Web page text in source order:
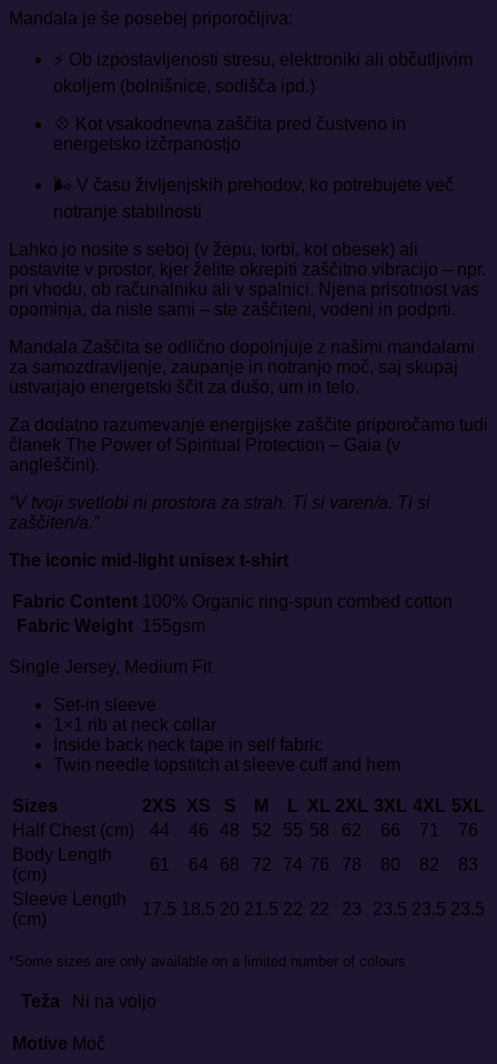
Mandala je še posebej priporočljiva:
⚡ Ob izpostavljenosti stresu, elektroniki ali občutljivim
okoljem (bolnišnice, sodišča ipd.)
💠 Kot vsakodnevna zaščita pred čustveno in
energetsko izčrpanostjo
🌬️ V času življenjskih prehodov, ko potrebujete več
notranje stabilnosti
Lahko jo nosite s seboj (v žepu, torbi, kot obesek) ali
postavite v prostor, kjer želite okrepiti zaščitno vibracijo – npr.
pri vhodu, ob računalniku ali v spalnici. Njena prisotnost vas
opominja, da niste sami – ste zaščiteni, vodeni in podprti.
Mandala Zaščita se odlično dopolnjuje z našimi mandalami
za samozdravljenje, zaupanje in notranjo moč, saj skupaj
ustvarjajo energetski ščit za dušo, um in telo.
Za dodatno razumevanje energijske zaščite priporočamo tudi
članek The Power of Spiritual Protection – Gaia (v
angleščini).
“V tvoji svetlobi ni prostora za strah. Ti si varen/a. Ti si
zaščiten/a.”
The iconic mid-light unisex t-shirt
Fabric Content 100% Organic ring-spun combed cotton
Fabric Weight 155gsm
Single Jersey, Medium Fit
Set-in sleeve
1×1 rib at neck collar
Inside back neck tape in self fabric
Twin needle topstitch at sleeve cuff and hem
Sizes 2XS XS S M L XL 2XL 3XL 4XL 5XL
Half Chest (cm)
44 46 48 52 55 58 62 66 71
76
Body Length
(cm)
61 64 68 72 74 76 78 80 82
83
Sleeve Length
(cm)
17.5 18.5 20 21.5 22 22 23 23.5 23.5 23.5
*Some sizes are only available on a limited number of colours
Teža Ni na voljo
Motive Moč